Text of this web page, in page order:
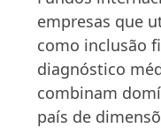
empresas que
como inclusão
diagnóstico
combinam
país de